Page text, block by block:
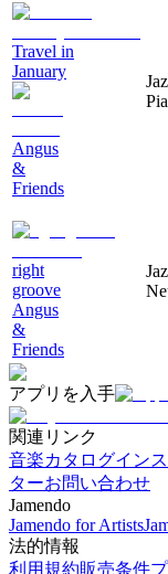
Travel in
January
Angus
&
Friends
right
groove
Angus
&
Friends
アプリを入手
関連リンク
音楽カタログイン
ターお問い合わせ
Jamendo
Jamendo for Artists
法的情報
利用規約販売条件